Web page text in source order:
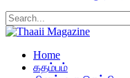
Home
கதம்பம்